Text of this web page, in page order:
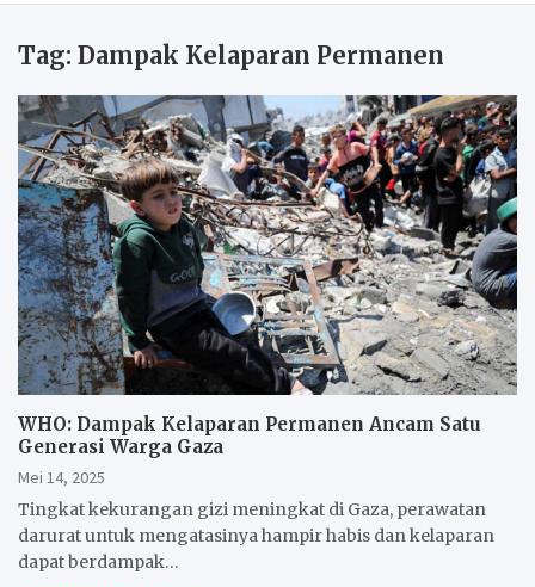
Tag: Dampak Kelaparan Permanen
WHO: Dampak Kelaparan Permanen Ancam Satu
Generasi Warga Gaza
Mei 14, 2025
Tingkat kekurangan gizi meningkat di Gaza, perawatan
darurat untuk mengatasinya hampir habis dan kelaparan
dapat berdampak…